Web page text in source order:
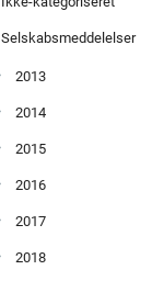
Selskabsmeddelelser
2013
2014
2015
2016
2017
2018